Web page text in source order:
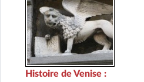
Histoire de Venise :